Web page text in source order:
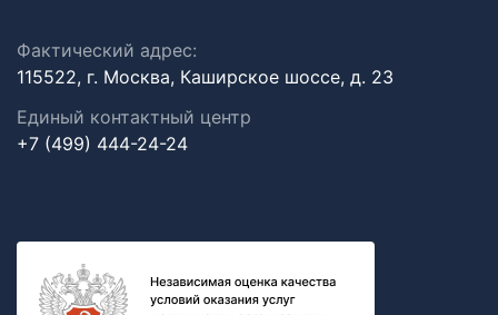
Фактический адрес:
115522, г. Москва, Каширское шоссе, д. 23
Единый контактный центр
+7 (499) 444-24-24